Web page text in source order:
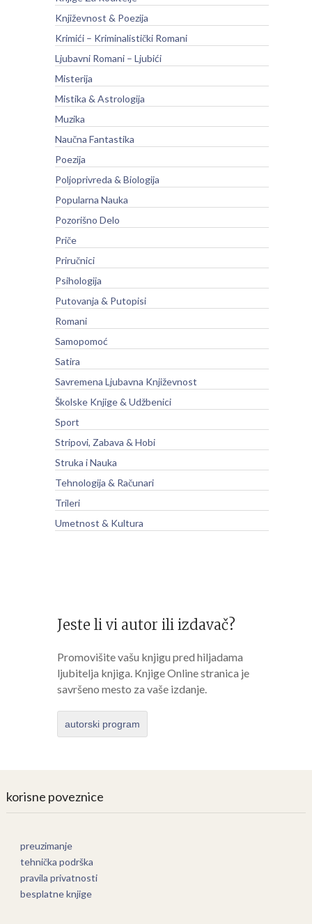
Književnost & Poezija
Krimići – Kriminalistički Romani
Ljubavni Romani – Ljubići
Misterija
Mistika & Astrologija
Muzika
Naučna Fantastika
Poezija
Poljoprivreda & Biologija
Popularna Nauka
Pozorišno Delo
Priče
Priručnici
Psihologija
Putovanja & Putopisi
Romani
Samopomoć
Satira
Savremena Ljubavna Književnost
Školske Knjige & Udžbenici
Sport
Stripovi, Zabava & Hobi
Struka i Nauka
Tehnologija & Računari
Trileri
Umetnost & Kultura
Jeste li vi autor ili izdavač?
Promovišite vašu knjigu pred hiljadama
ljubitelja knjiga. Knjige Online stranica je
savršeno mesto za vaše izdanje.
autorski program
korisne poveznice
preuzimanje
tehnička podrška
pravila privatnosti
besplatne knjige